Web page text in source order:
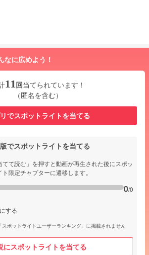
なに広めよう！
11回当てられています！
（匿名を含む）
でスポットライトを当てる
でスポットライトを当てる
てて読む」を押すと動画が再生された後にスポッ
ト限定チャプターに遷移します。
0/0
する
ポットライトユーザーランキング」に掲載されません
にスポットライトを当てる